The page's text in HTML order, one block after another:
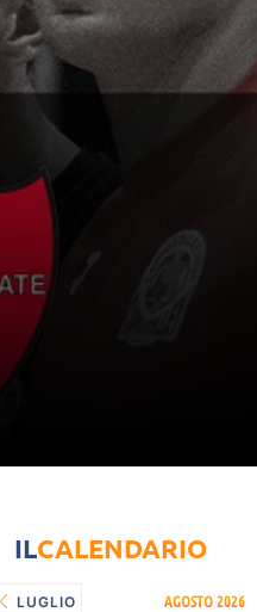
ILCALENDARIO
LUGLIO AGOSTO 2026